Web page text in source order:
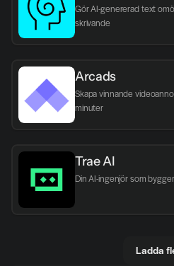
Gör AI-genererad text
skrivande
Arcads
Skapa vinnande
minuter
Trae AI
Din AI-ingenjör som
Ladda